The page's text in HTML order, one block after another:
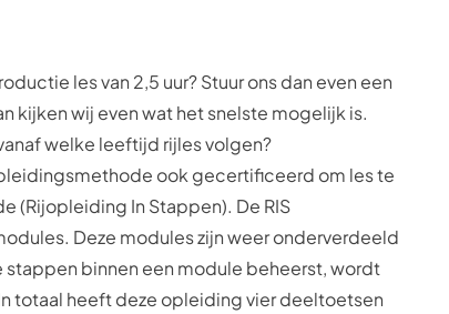
les van 2,5 uur? Stuur ons dan even een
kijken wij even wat het snelste mogelijk is.
welke leeftijd rijles volgen?
ook gecertificeerd om les te
(Rijopleiding In Stappen). De RIS
Deze modules zijn weer onderverdeeld
stappen binnen een module beheerst, wordt
totaal heeft deze opleiding vier deeltoetsen